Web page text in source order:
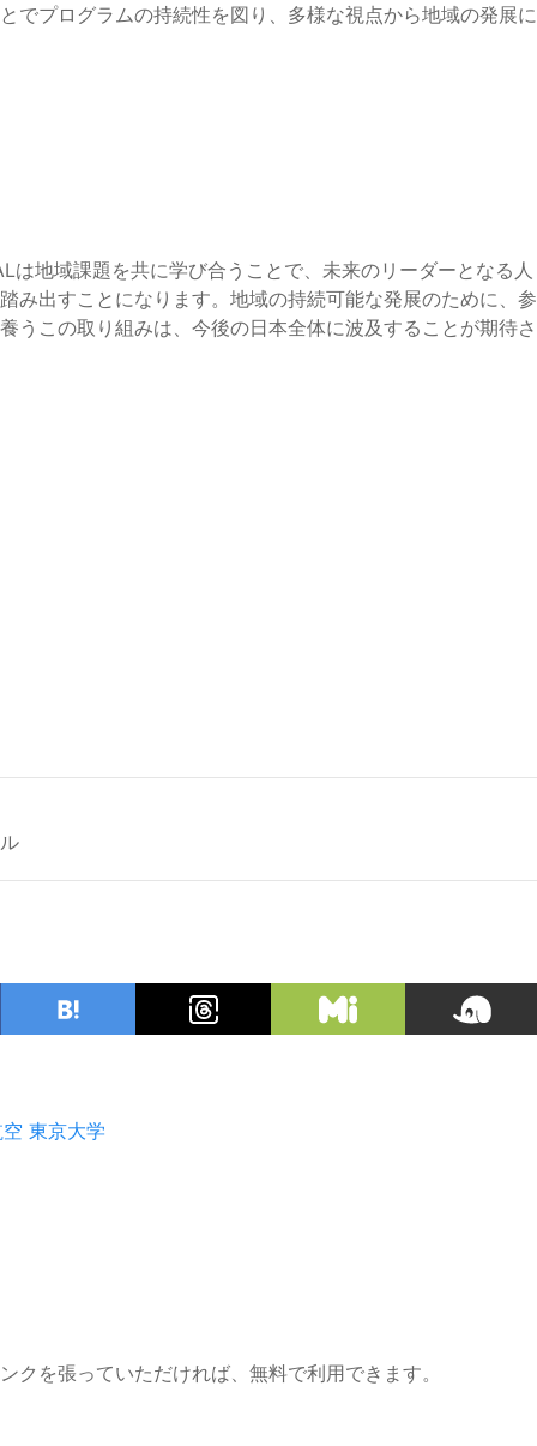
でプログラムの持続性を図り、多様な視点から地域の発展に
は地域課題を共に学び合うことで、未来のリーダーとなる人
み出すことになります。地域の持続可能な発展のために、参
うこの取り組みは、今後の日本全体に波及することが期待さ
東京大学
クを張っていただければ、無料で利用できます。